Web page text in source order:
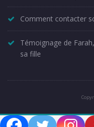
Comment contacter
Témoignage de
sa fille